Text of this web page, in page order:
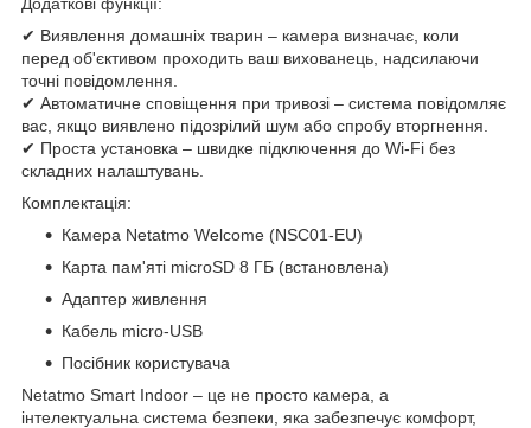
✔ Виявлення домашніх тварин – камера визначає, коли
перед об'єктивом проходить ваш вихованець, надсилаючи
точні повідомлення.
✔ Автоматичне сповіщення при тривозі – система повідомляє
вас, якщо виявлено підозрілий шум або спробу вторгнення.
✔ Проста установка – швидке підключення до Wi-Fi без
складних налаштувань.
Комплектація:
Камера Netatmo Welcome (NSC01-EU)
Карта пам'яті microSD 8 ГБ (встановлена)
Адаптер живлення
Кабель micro-USB
Посібник користувача
Netatmo Smart Indoor – це не просто камера, а
інтелектуальна система безпеки, яка забезпечує комфорт,